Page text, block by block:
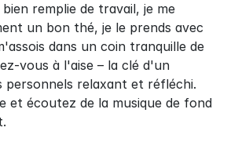
remplie de travail, je me
un bon thé, je le prends avec
dans un coin tranquille de
vous à l'aise – la clé d'un
personnels relaxant et réfléchi.
et écoutez de la musique de fond